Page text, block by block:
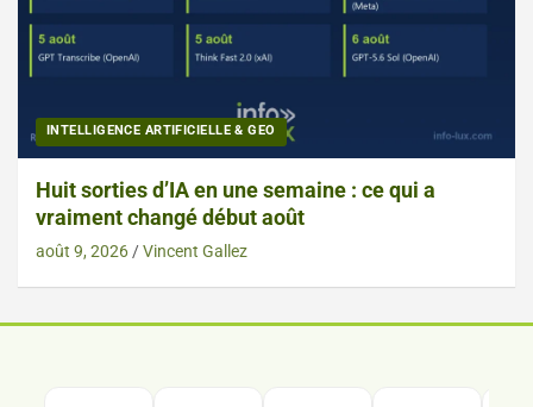
INTELLIGENCE ARTIFICIELLE & GEO
Huit sorties d’IA en une semaine : ce qui a
vraiment changé début août
août 9, 2026 Vincent Gallez